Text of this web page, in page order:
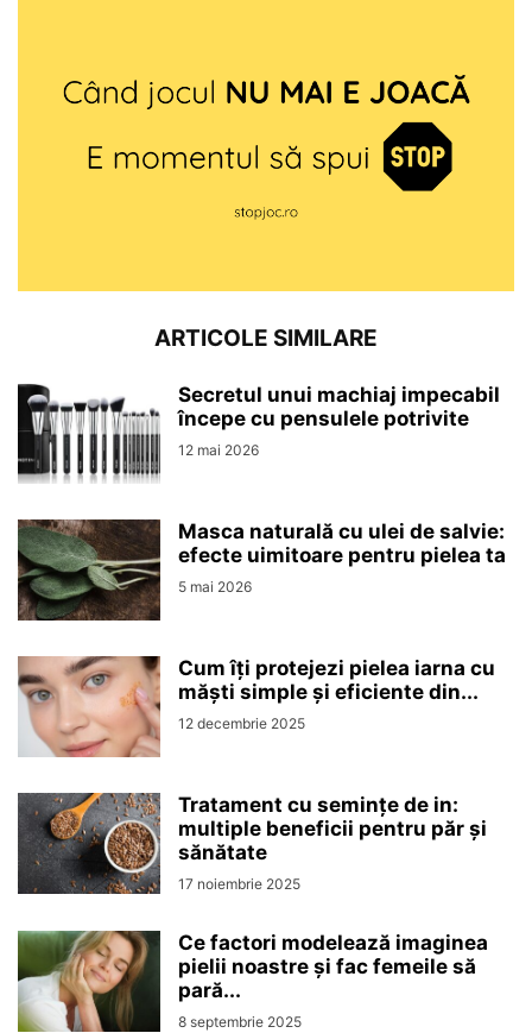
ARTICOLE SIMILARE
Secretul unui machiaj impecabil
începe cu pensulele potrivite
12 mai 2026
Masca naturală cu ulei de salvie:
efecte uimitoare pentru pielea ta
5 mai 2026
Cum îți protejezi pielea iarna cu
măști simple și eficiente din...
12 decembrie 2025
Tratament cu semințe de in:
multiple beneficii pentru păr și
sănătate
17 noiembrie 2025
Ce factori modelează imaginea
pielii noastre și fac femeile să
pară...
8 septembrie 2025